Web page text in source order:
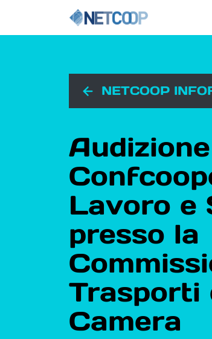
Navigazione
NETCOOP
Lavoro e
presso la
Trasporti
Camera